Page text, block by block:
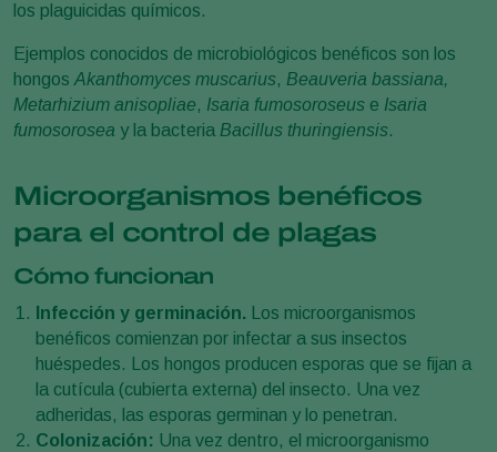
los plaguicidas químicos.
Ejemplos conocidos de microbiológicos benéficos son los
hongos Akanthomyces muscarius, Beauveria bassiana,
Metarhizium anisopliae, Isaria fumosoroseus e Isaria
fumosorosea y la bacteria Bacillus thuringiensis.
Microorganismos benéficos
para el control de plagas
Cómo funcionan
Infección y germinación. Los microorganismos
benéficos comienzan por infectar a sus insectos
huéspedes. Los hongos producen esporas que se fijan a
la cutícula (cubierta externa) del insecto. Una vez
adheridas, las esporas germinan y lo penetran.
Colonización: Una vez dentro, el microorganismo